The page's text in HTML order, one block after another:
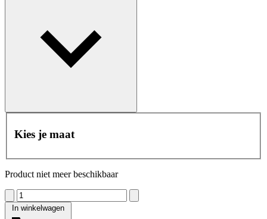
Kies je maat
Product niet meer beschikbaar
In winkelwagen